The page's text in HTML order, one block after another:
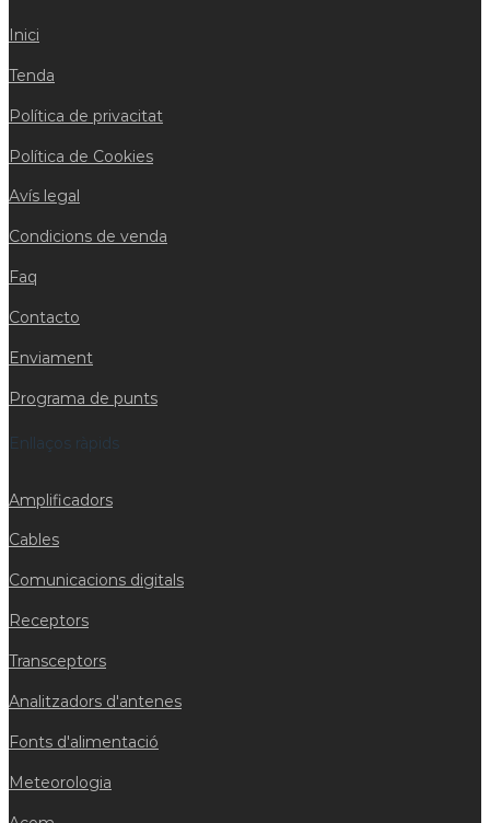
Inici
Tenda
Política de privacitat
Política de Cookies
Avís legal
Condicions de venda
Faq
Contacto
Enviament
Programa de punts
Enllaços ràpids
Amplificadors
Cables
Comunicacions digitals
Receptors
Transceptors
Analitzadors d'antenes
Fonts d'alimentació
Meteorologia